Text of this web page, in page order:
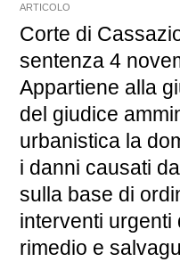
ARTICOLO
Corte di
sentenza 4
Appartiene alla
del giudice
urbanistica la
i danni causati
sulla base di
interventi urgenti
rimedio e